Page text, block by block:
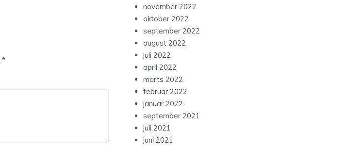
*
november 2022
oktober 2022
september 2022
august 2022
juli 2022
april 2022
marts 2022
februar 2022
januar 2022
september 2021
juli 2021
juni 2021